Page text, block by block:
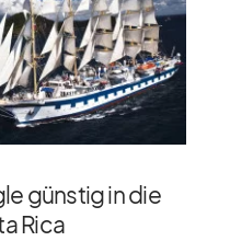
günstig in die
Rica